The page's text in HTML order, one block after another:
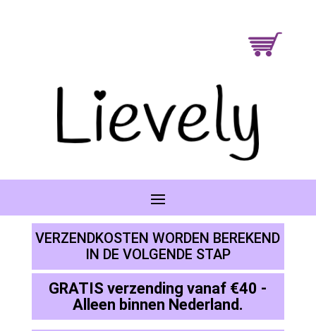
VERZENDKOSTEN WORDEN BEREKEND
IN DE VOLGENDE STAP
GRATIS verzending vanaf €40 -
Alleen binnen Nederland.